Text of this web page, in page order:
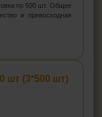
по 500 шт. Общее
и превосходная
шт (3*500 шт)